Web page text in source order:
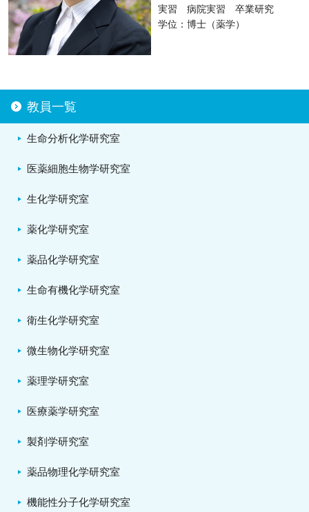
実習 病院実習 卒業研究
学位：博士（薬学）
教員一覧
生命分析化学研究室
医薬細胞生物学研究室
生化学研究室
薬化学研究室
薬品化学研究室
生命有機化学研究室
衛生化学研究室
微生物化学研究室
薬理学研究室
医療薬学研究室
製剤学研究室
薬品物理化学研究室
機能性分子化学研究室